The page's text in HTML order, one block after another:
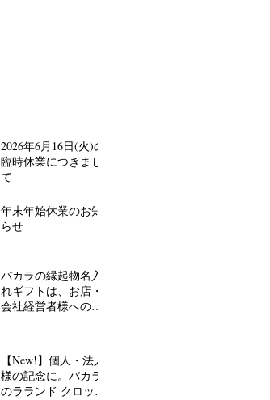
2026年6月16日(火)の
臨時休業につきまし
て
年末年始休業のお知
らせ
バカラの縁起物名入
れギフトは、お店・
会社経営者様へのお
【New!】個人・法人
様の記念に。バカラ
のラランド クロック